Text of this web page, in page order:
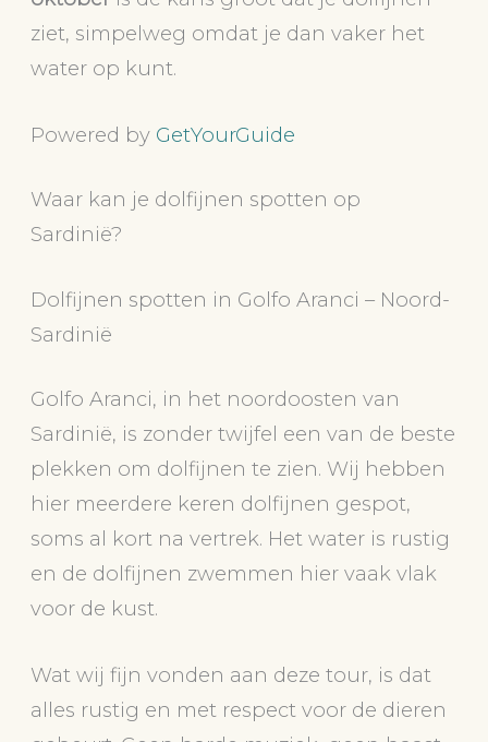
ziet, simpelweg omdat je dan vaker het
water op kunt.
Powered by GetYourGuide
Waar kan je dolfijnen spotten op
Sardinië?
Dolfijnen spotten in Golfo Aranci – Noord-
Sardinië
Golfo Aranci, in het noordoosten van
Sardinië, is zonder twijfel een van de beste
plekken om dolfijnen te zien. Wij hebben
hier meerdere keren dolfijnen gespot,
soms al kort na vertrek. Het water is rustig
en de dolfijnen zwemmen hier vaak vlak
voor de kust.
Wat wij fijn vonden aan deze tour, is dat
alles rustig en met respect voor de dieren